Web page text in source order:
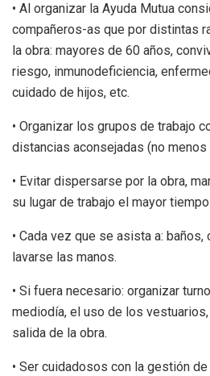
• Al organizar la Ayuda Mutua
compañeros-as que por distintas
la obra: mayores de 60 años,
riesgo, inmunodeficiencia,
cuidado de hijos, etc.
• Organizar los grupos de trabajo
distancias aconsejadas (no menos
• Evitar dispersarse por la obra,
su lugar de trabajo el mayor
• Cada vez que se asista a: baños,
lavarse las manos.
• Si fuera necesario: organizar
mediodía, el uso de los
salida de la obra.
• Ser cuidadosos con la gestión